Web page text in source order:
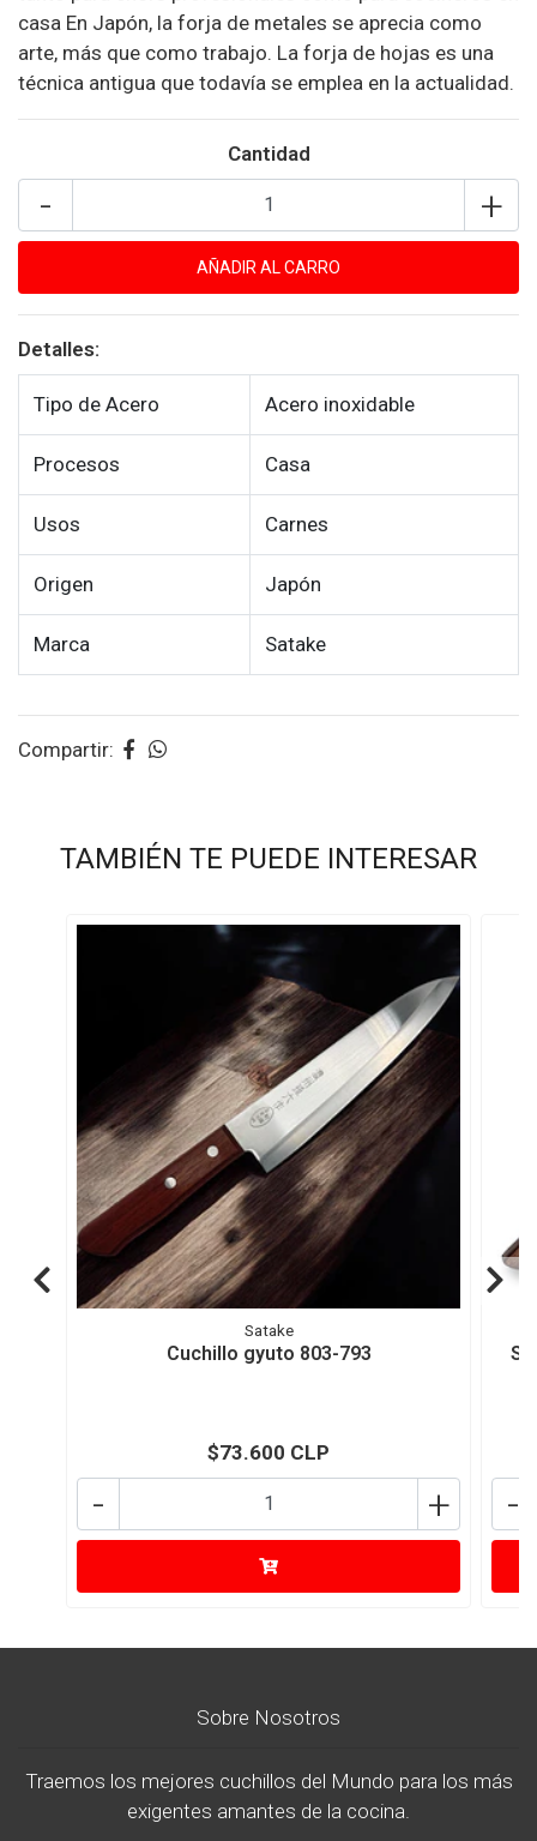
casa En Japón, la forja de metales se aprecia como
arte, más que como trabajo. La forja de hojas es una
técnica antigua que todavía se emplea en la actualidad.
Cantidad
+
-
Detalles:
Tipo de Acero Acero inoxidable
Procesos Casa
Usos Carnes
Origen Japón
Marca Satake
Compartir:
TAMBIÉN TE PUEDE INTERESAR
Satake
Cuchillo gyuto 803-793
$73.600 CLP
+
- -
Sobre Nosotros
Traemos los mejores cuchillos del Mundo para los más
exigentes amantes de la cocina.